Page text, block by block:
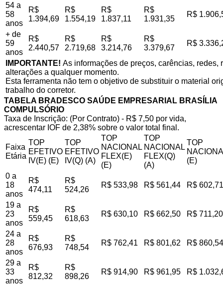
54 a
58
anos
R$
1.394,69
R$
1.554,19
R$
1.837,11
R$
1.931,35
R$
+ de
59
anos
R$
2.440,57
R$
2.719,68
R$
3.214,76
R$
3.379,67
R$
IMPORTANTE! As informações de preços, carências,
alterações a qualquer momento.
Esta ferramenta não tem o objetivo de substituir o material
trabalho do corretor.
TABELA BRADESCO SAÚDE EMPRESARIAL BRASÍLIA
COMPULSÓRIO
Taxa de Inscrição: (Por Contrato) - R$ 7,50 por vida,
acrescentar IOF de 2,38% sobre o valor total final.
Faixa
Etária
TOP
EFETIVO
IV(E) (E)
TOP
EFETIVO
IV(Q) (A)
TOP
NACIONAL
FLEX(E)
(E)
TOP
NACIONAL
FLEX(Q)
(A)
TOP
(E)
0 a
18
anos
R$
474,11
R$
524,26
R$ 533,98 R$ 561,44 R$ 602,71
19 a
23
anos
R$
559,45
R$
618,63
R$ 630,10 R$ 662,50 R$ 711,20
24 a
28
anos
R$
676,93
R$
748,54
R$ 762,41 R$ 801,62 R$ 860,54
29 a
33
anos
R$
812,32
R$
898,26
R$ 914,90 R$ 961,95 R$